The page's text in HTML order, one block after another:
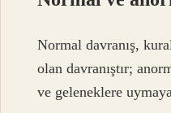
Normal davranış,
olan davranıştır;
ve geleneklere